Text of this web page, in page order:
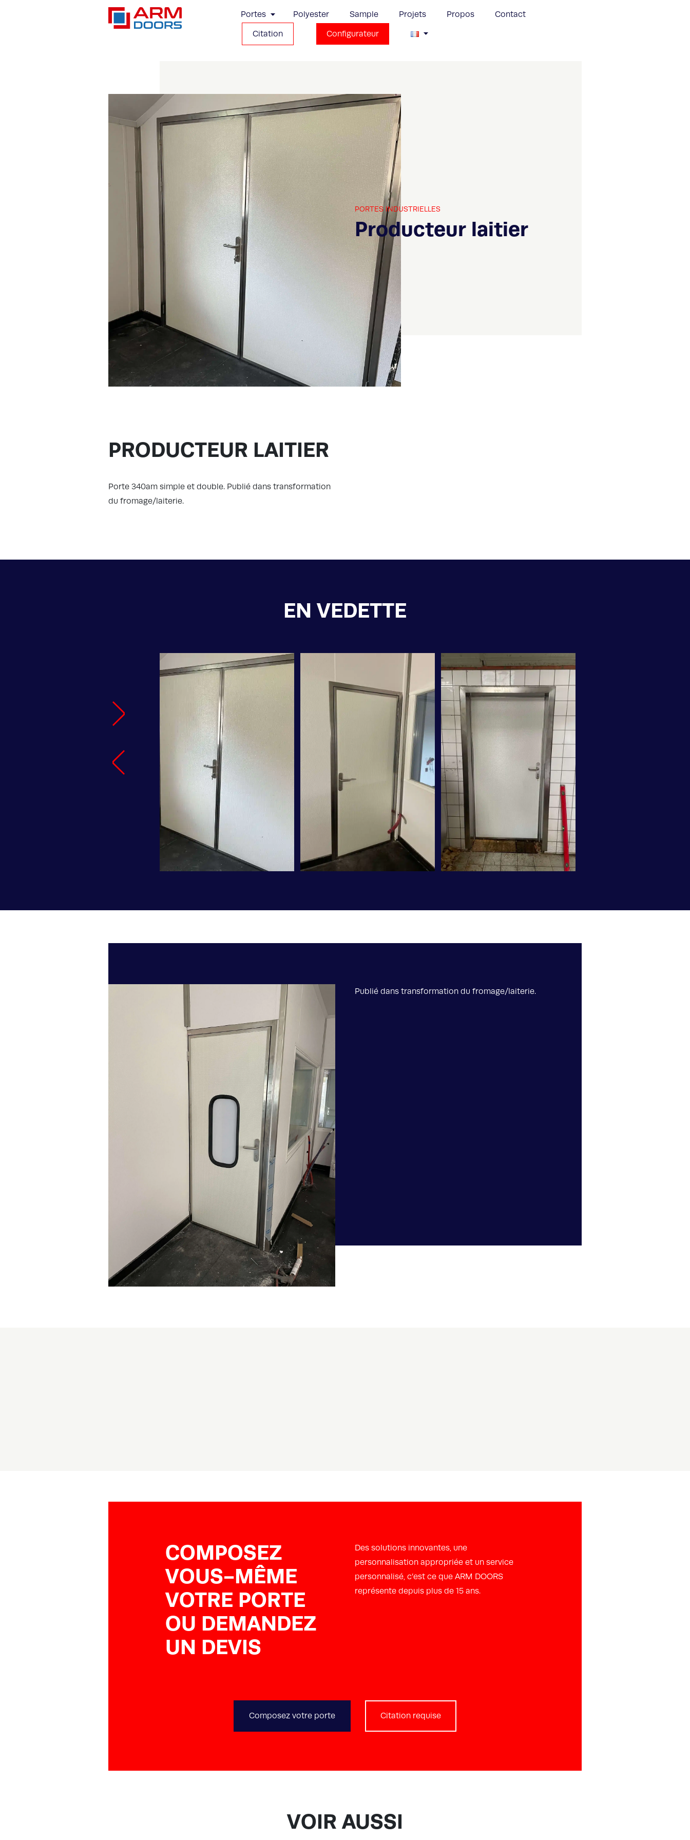
Portes Polyester Sample Projets Propos Contact
Citation Configurateur
PORTES INDUSTRIELLES
Producteur laitier
PRODUCTEUR LAITIER
Porte 340am simple et double. Publié dans transformation
du fromage/laiterie.
EN VEDETTE
Publié dans transformation du fromage/laiterie.
COMPOSEZ
VOUS-MÊME
VOTRE PORTE
OU DEMANDEZ
UN DEVIS
Des solutions innovantes, une
personnalisation appropriée et un service
personnalisé, c’est ce que ARM DOORS
représente depuis plus de 15 ans.
Composez votre porte Citation requise
VOIR AUSSI